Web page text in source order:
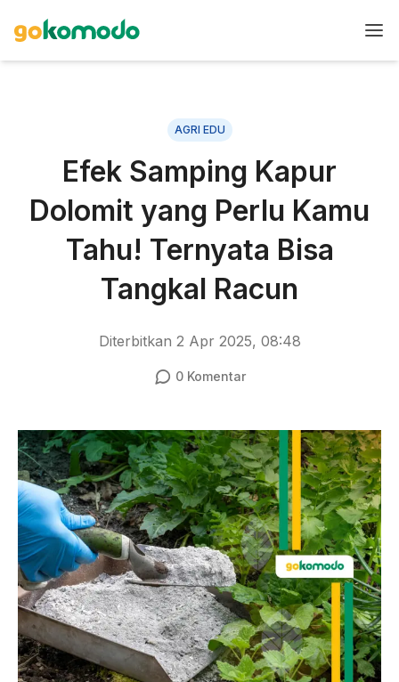
AGRI EDU
Efek Samping Kapur
Dolomit yang Perlu Kamu
Tahu! Ternyata Bisa
Tangkal Racun
Diterbitkan 2 Apr 2025, 08:48
0Komentar